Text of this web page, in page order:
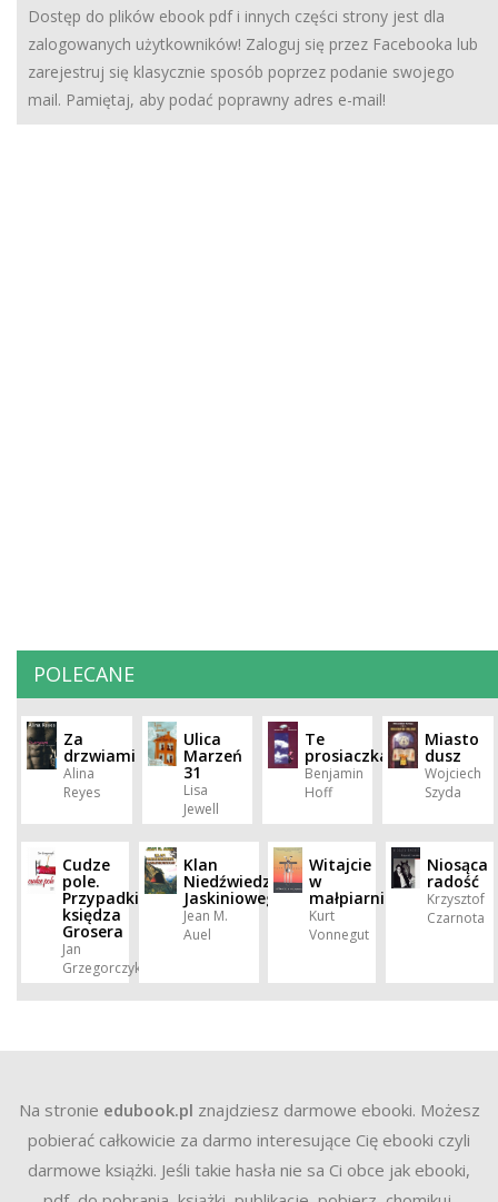
Dostęp do plików ebook pdf i innych części strony jest dla
zalogowanych użytkowników! Zaloguj się przez Facebooka lub
zarejestruj się klasycznie sposób poprzez podanie swojego
mail. Pamiętaj, aby podać poprawny adres e-mail!
POLECANE
Za
drzwiami
Alina
Reyes
Ulica
Marzeń
31
Lisa
Jewell
Te
prosiaczka
Benjamin
Hoff
Miasto
dusz
Wojciech
Szyda
Cudze
pole.
Przypadki
księdza
Grosera
Jan
Grzegorczyk
Klan
Niedźwiedzia
Jaskiniowego
Jean M.
Auel
Witajcie
w
małpiarni
Kurt
Vonnegut
Niosąca
radość
Krzysztof
Czarnota
Na stronie edubook.pl znajdziesz darmowe ebooki. Możesz
pobierać całkowicie za darmo interesujące Cię ebooki czyli
darmowe książki. Jeśli takie hasła nie sa Ci obce jak ebooki,